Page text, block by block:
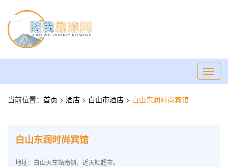
当前位置： 首页 > 酒店 > 白山市酒店 > 白山东润时尚宾馆
白山东润时尚宾馆
地址：白山火车站南侧，近天顺超市。